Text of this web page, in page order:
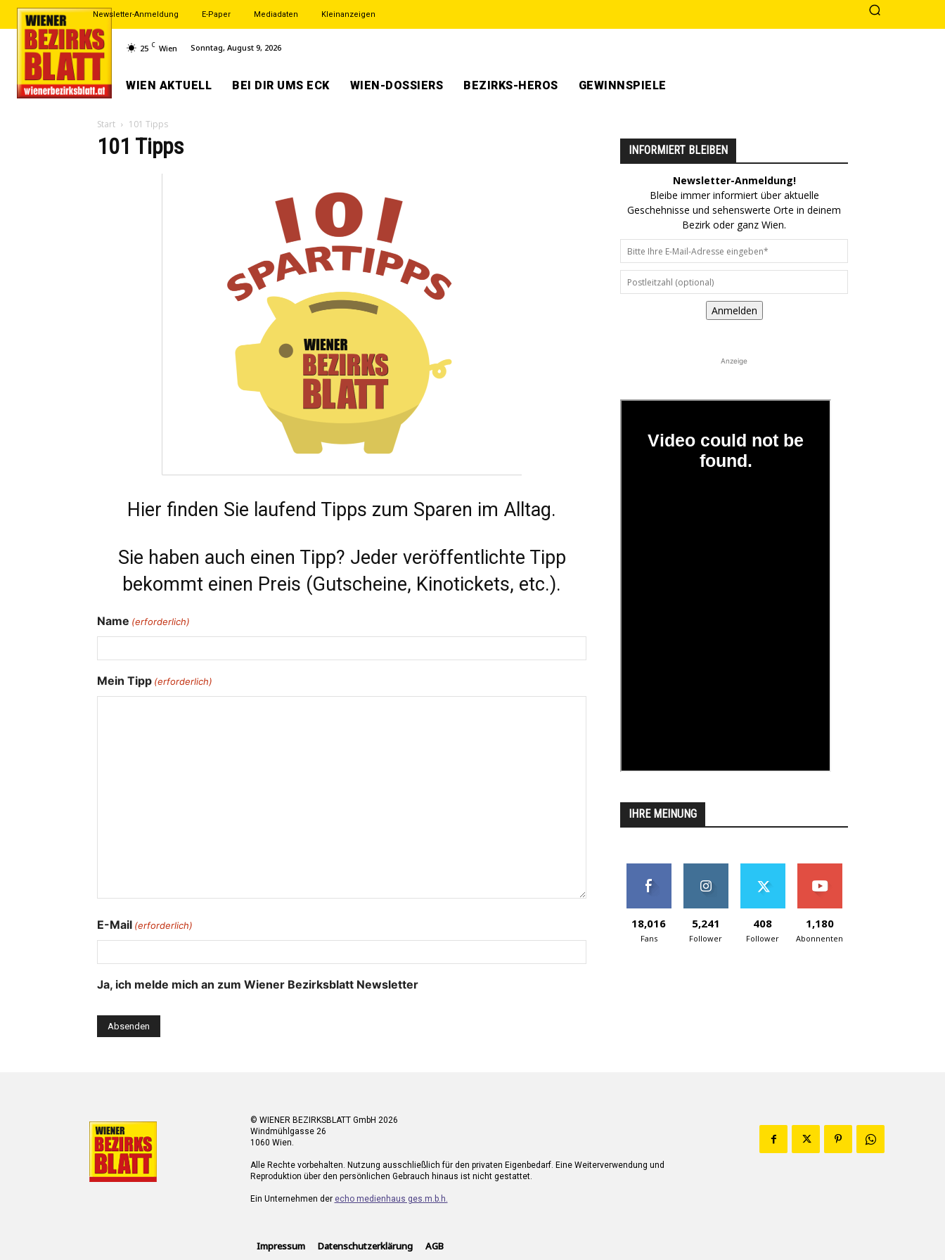
Newsletter-Anmeldung E-Paper Mediadaten Kleinanzeigen
25 C Wien Sonntag, August 9, 2026
WIEN AKTUELL BEI DIR UMS ECK WIEN-DOSSIERS BEZIRKS-HEROS GEWINNSPIELE
Start 101 Tipps
101 Tipps
Hier finden Sie laufend Tipps zum Sparen im Alltag.
Sie haben auch einen Tipp? Jeder veröffentlichte Tipp
bekommt einen Preis (Gutscheine, Kinotickets, etc.).
Name (erforderlich)
Mein Tipp (erforderlich)
E-Mail (erforderlich)
Ja, ich melde mich an zum Wiener Bezirksblatt Newsletter
INFORMIERT BLEIBEN
Newsletter-Anmeldung!
Bleibe immer informiert über aktuelle
Geschehnisse und sehenswerte Orte in deinem
Bezirk oder ganz Wien.
Anmelden
Anzeige
IHRE MEINUNG
18,016
Fans
5,241
Follower
408
Follower
1,180
Abonnenten
© WIENER BEZIRKSBLATT GmbH 2026
Windmühlgasse 26
1060 Wien.
Alle Rechte vorbehalten. Nutzung ausschließlich für den privaten Eigenbedarf. Eine Weiterverwendung und
Reproduktion über den persönlichen Gebrauch hinaus ist nicht gestattet.
Ein Unternehmen der echo medienhaus ges.m.b.h.
Impressum Datenschutzerklärung AGB